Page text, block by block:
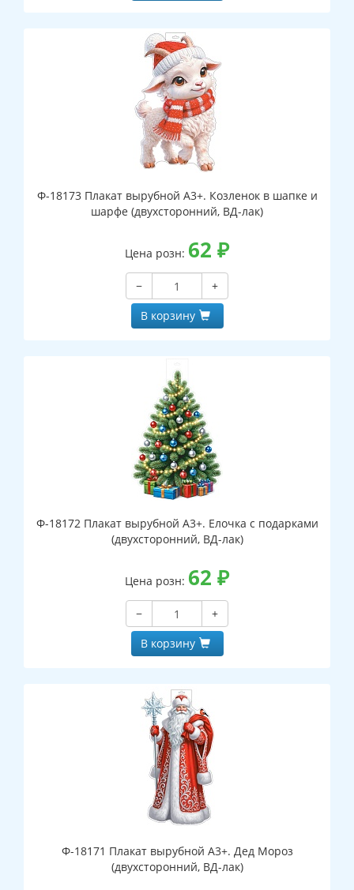
Ф-18173 Плакат вырубной А3+. Козленок в шапке и
шарфе (двухсторонний, ВД-лак)
Цена розн: 62 ₽
−
+
В корзину
Ф-18172 Плакат вырубной А3+. Елочка с подарками
(двухсторонний, ВД-лак)
Цена розн: 62 ₽
−
+
В корзину
Ф-18171 Плакат вырубной А3+. Дед Мороз
(двухсторонний, ВД-лак)